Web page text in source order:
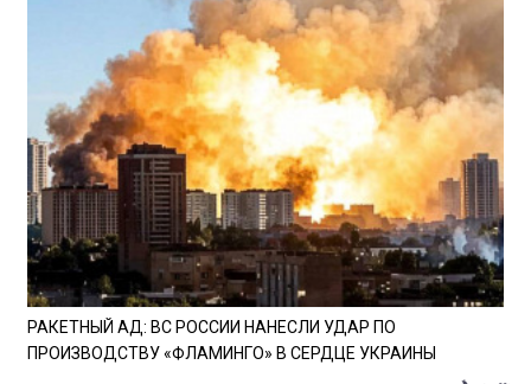
РАКЕТНЫЙ АД: ВС РОССИИ НАНЕСЛИ УДАР ПО
ПРОИЗВОДСТВУ «ФЛАМИНГО» В СЕРДЦЕ УКРАИНЫ